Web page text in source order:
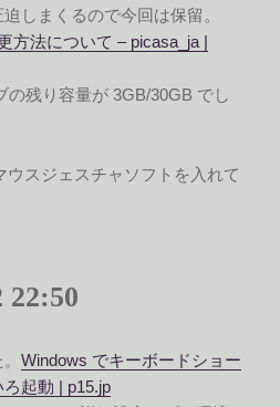
しまくるので今回は保留。
方法について – picasa_ja |
の残り容量が 3GB/30GB でし
ウスジェスチャソフトを入れて
22:50
。Windows でキーボードショー
起動 | p15.jp